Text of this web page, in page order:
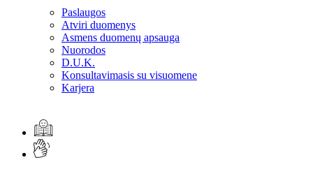
Paslaugos
Atviri duomenys
Asmens duomenų apsauga
Nuorodos
D.U.K.
Konsultavimasis su visuomene
Karjera